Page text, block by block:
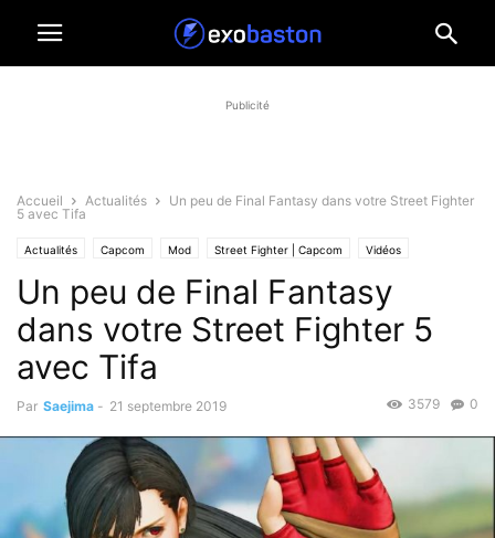
Publicité
Accueil Actualités
Un peu de Final Fantasy dans votre Street Fighter
5 avec Tifa
Actualités Capcom Mod Street Fighter | Capcom Vidéos
Un peu de Final Fantasy
dans votre Street Fighter 5
avec Tifa
Par Saejima - 21 septembre 2019 0
3579